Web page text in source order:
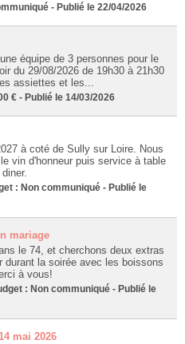
- Publié le 22/04/2026
équipe de 3 personnes pour le
du 29/08/2026 de 19h30 à 21h30
assiettes et les...
€ - Publié le 14/03/2026
à coté de Sully sur Loire. Nous
vin d'honneur puis service à table
: Non communiqué - Publié le
mariage
le 74, et cherchons deux extras
durant la soirée avec les boissons
à vous!
: Non communiqué - Publié le
mai 2026